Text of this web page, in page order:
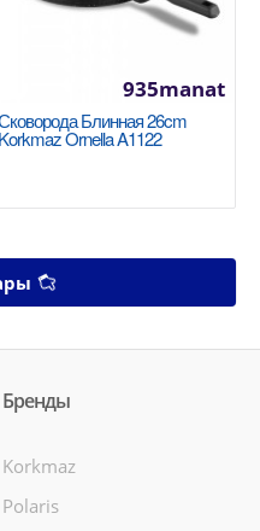
Блинная 26cm
Korkmaz Ornella A1122
935manat
Бренды
Korkmaz
Polaris